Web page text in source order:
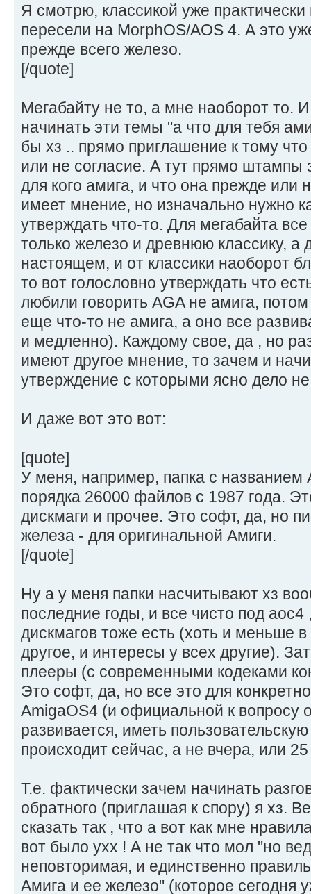
Я смотрю, классикой уже практически
пересели на MorphOS/AOS 4. А это
прежде всего железо.
[/quote]
Мегабайту не то, а мне наоборот то.
начинать эти темы "а что для тебя
бы хз .. прямо приглашение к тому
или не согласие. А тут прямо штампы
для кого амига, и что она прежде или
имеет мнение, но изначально нужно
утверждать что-то. Для мегабайта
только железо и древнюю классику, а
настоящем, и от классики наоборот
то вот голословно утверждать что
любили говорить AGA не амига,
еще что-то не амига, а оно все
и медленно). Каждому свое, да , но
имеют другое мнение, то зачем и
утверждение с которыми ясно дело
И даже вот это вот:
[quote]
У меня, например, папка с названием
порядка 26000 файлов с 1987 года.
дискмаги и прочее. Это софт, да, но
железа - для оригинальной Амиги.
[/quote]
Ну а у меня папки насчитывают хз
последние годы, и все чисто под аос4
дискмагов тоже есть (хоть и меньше
другое, и интересы у всех другие).
плееры (с современными кодеками
Это софт, да, но все это для
AmigaOS4 (и официальной к вопросу
развивается, иметь
происходит сейчас, а не вчера, или
Т.е. фактически зачем начинать
обратного (приглашая к спору) я хз.
сказать так , что а вот как мне
вот было ухх ! А не так что мол "но
неповторимая, и единственно
Амига и ее железо" (которое сегодня